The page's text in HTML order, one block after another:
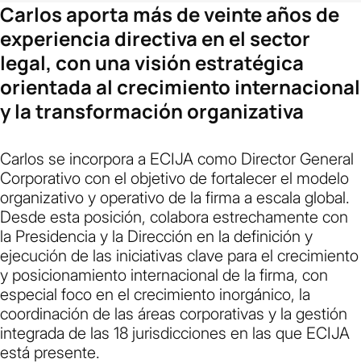
Carlos aporta más de veinte años de
experiencia directiva en el sector
legal, con una visión estratégica
orientada al crecimiento internacional
y la transformación organizativa
Carlos se incorpora a ECIJA como Director General
Corporativo con el objetivo de fortalecer el modelo
organizativo y operativo de la firma a escala global.
Desde esta posición, colabora estrechamente con
la Presidencia y la Dirección en la definición y
ejecución de las iniciativas clave para el crecimiento
y posicionamiento internacional de la firma, con
especial foco en el crecimiento inorgánico, la
coordinación de las áreas corporativas y la gestión
integrada de las 18 jurisdicciones en las que ECIJA
está presente.